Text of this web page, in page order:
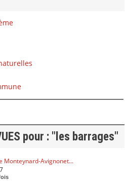
pour : "les barrages"
Monteynard-Avignonet...